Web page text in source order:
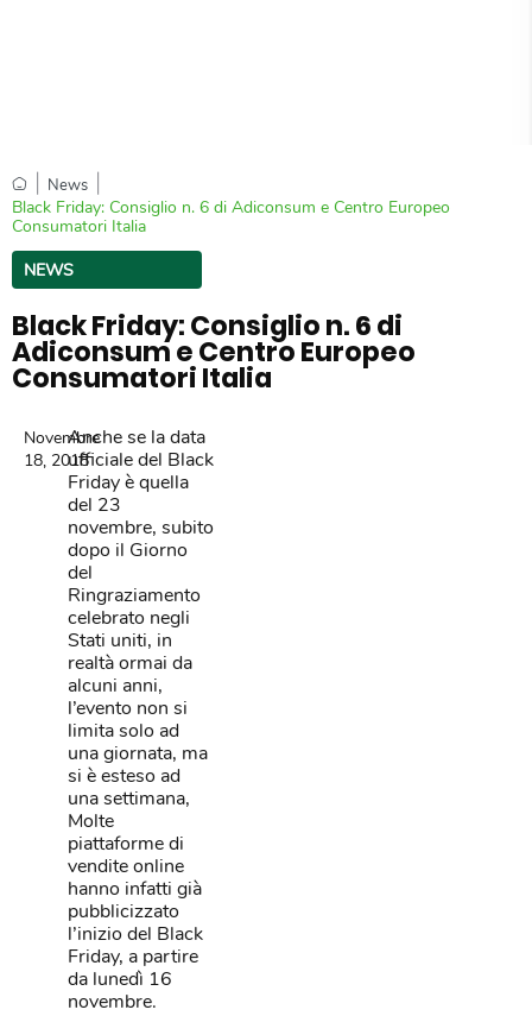
News
Black Friday: Consiglio n. 6 di Adiconsum e Centro Europeo
Consumatori Italia
NEWS
Black Friday: Consiglio n. 6 di
Adiconsum e Centro Europeo
Consumatori Italia
Novembre
18, 2018
Anche se la data
ufficiale del Black
Friday è quella
del 23
novembre, subito
dopo il Giorno
del
Ringraziamento
celebrato negli
Stati uniti, in
realtà ormai da
alcuni anni,
l’evento non si
limita solo ad
una giornata, ma
si è esteso ad
una settimana,
Molte
piattaforme di
vendite online
hanno infatti già
pubblicizzato
l’inizio del Black
Friday, a partire
da lunedì 16
novembre.